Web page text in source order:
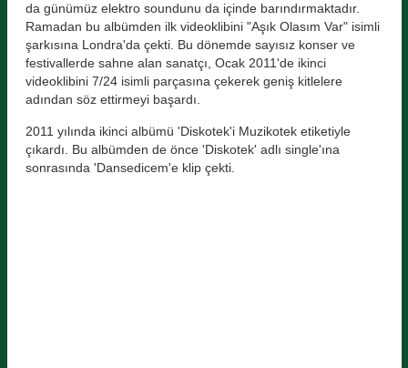
da günümüz elektro soundunu da içinde barındırmaktadır.
Ramadan bu albümden ilk videoklibini "Aşık Olasım Var" isimli
şarkısına Londra'da çekti. Bu dönemde sayısız konser ve
festivallerde sahne alan sanatçı, Ocak 2011'de ikinci
videoklibini 7/24 isimli parçasına çekerek geniş kitlelere
adından söz ettirmeyi başardı.
2011 yılında ikinci albümü 'Diskotek'i Muzikotek etiketiyle
çıkardı. Bu albümden de önce 'Diskotek' adlı single'ına
sonrasında 'Dansedicem'e klip çekti.